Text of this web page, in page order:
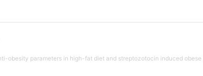
obesity parameters in high-fat diet and streptozotocin induced obese